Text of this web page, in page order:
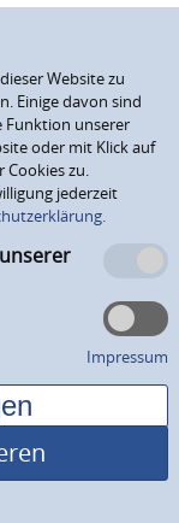
Website zu
Einige davon sind
Funktion unserer
oder mit Klick auf
Cookies zu.
jederzeit
Impressum